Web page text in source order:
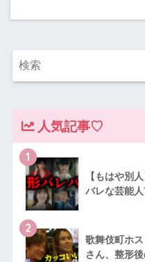
人気記事♡
1
【もはや別
バレな芸能人
2
歌舞伎町ホ
さん、整形